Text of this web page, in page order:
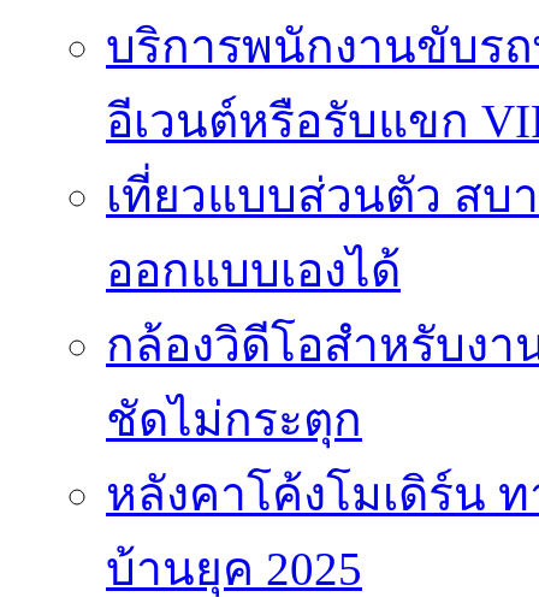
บริการพนักงานขับร
อีเวนต์หรือรับแขก
เที่ยวแบบส่วนตัว ส
ออกแบบเองได้
กล้องวิดีโอสำหรับง
ชัดไม่กระตุก
หลังคาโค้งโมเดิร์น
บ้านยุค 2025